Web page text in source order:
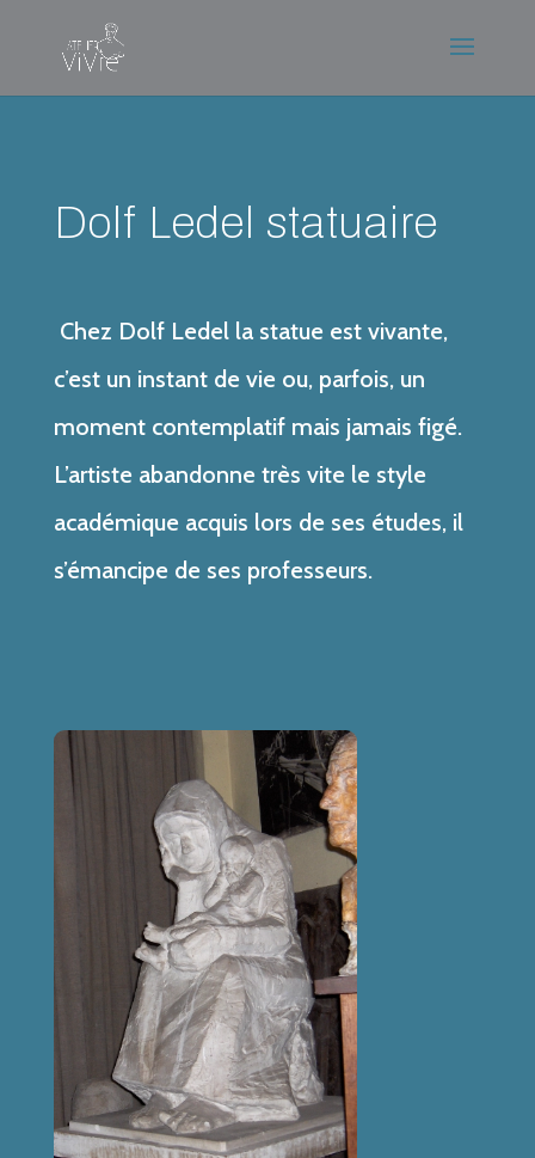
Dolf Ledel statuaire
Chez Dolf Ledel la statue est vivante,
c’est un instant de vie ou, parfois, un
moment contemplatif mais jamais figé.
L’artiste abandonne très vite le style
académique acquis lors de ses études, il
s’émancipe de ses professeurs.